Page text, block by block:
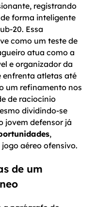
registrando
forma inteligente
20. Essa
como um teste de
atua como a
e organizador da
enfrenta atletas até
um refinamento nos
de raciocínio
dividindo-se
jovem defensor já
,
aéreo ofensivo.
de um